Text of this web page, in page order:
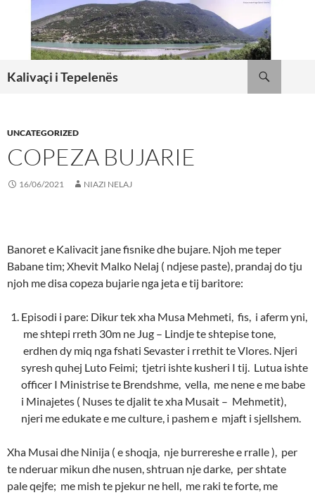
content
Kalivaçi i Tepelenës
UNCATEGORIZED
COPEZA BUJARIE
16/06/2021 NIAZI NELAJ
Banoret e Kalivacit jane fisnike dhe bujare. Njoh me teper
Babane tim; Xhevit Malko Nelaj ( ndjese paste), prandaj do tju
njoh me disa copeza bujarie nga jeta e tij baritore:
Episodi i pare: Dikur tek xha Musa Mehmeti, fis, i aferm yni,
me shtepi rreth 30m ne Jug – Lindje te shtepise tone,
erdhen dy miq nga fshati Sevaster i rrethit te Vlores. Njeri
syresh quhej Luto Feimi; tjetri ishte kusheri I tij. Lutua ishte
officer I Ministrise te Brendshme, vella, me nene e me babe
i Minajetes ( Nuses te djalit te xha Musait – Mehmetit),
njeri me edukate e me culture, i pashem e mjaft i sjellshem.
Xha Musai dhe Ninija ( e shoqja, nje burrereshe e rralle ), per
te nderuar mikun dhe nusen, shtruan nje darke, per shtate
pale qejfe; me mish te pjekur ne hell, me raki te forte, me